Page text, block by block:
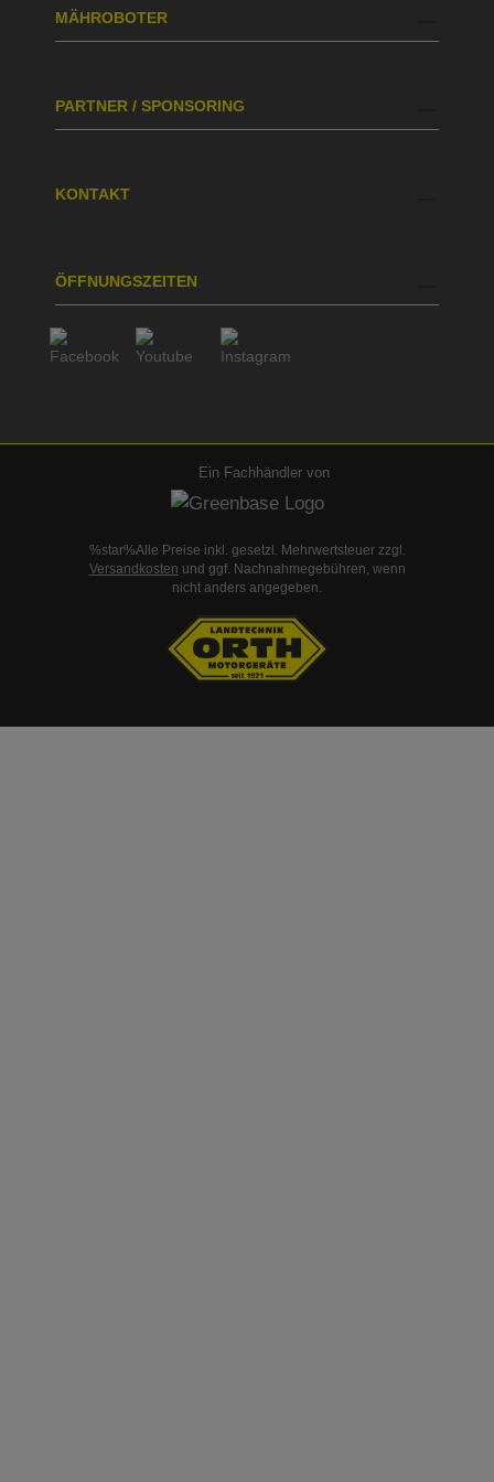
MÄHROBOTER
PARTNER / SPONSORING
KONTAKT
ÖFFNUNGSZEITEN
Ein Fachhändler von
%star%Alle Preise inkl. gesetzl. Mehrwertsteuer zzgl.
Versandkosten und ggf. Nachnahmegebühren, wenn
nicht anders angegeben.